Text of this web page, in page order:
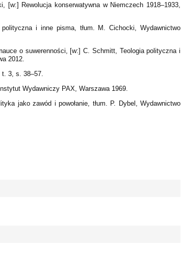
Rewolucja konserwatywna w Niemczech 1918–1933,
i inne pisma, tłum. M. Cichocki, Wydawnictwo
o suwerenności, [w:] C. Schmitt, Teologia polityczna i
2012.
3, s. 38–57.
Wydawniczy PAX, Warszawa 1969.
jako zawód i powołanie, tłum. P. Dybel, Wydawnictwo